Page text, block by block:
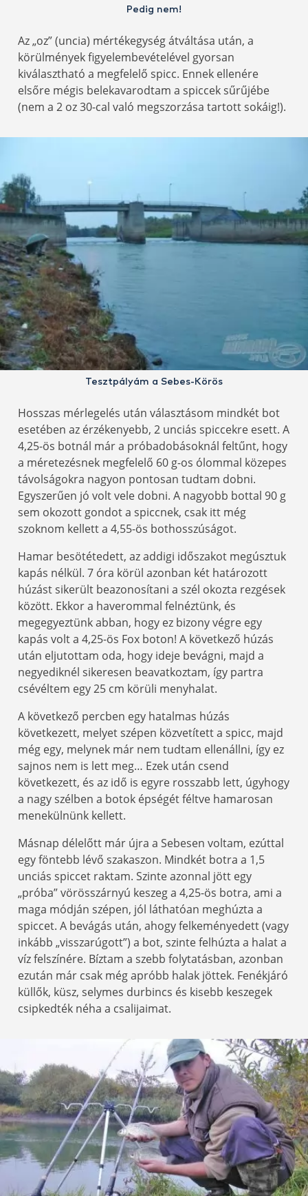
Pedig nem!
Az „oz” (uncia) mértékegység átváltása után, a
körülmények figyelembevételével gyorsan
kiválasztható a megfelelő spicc. Ennek ellenére
elsőre mégis belekavarodtam a spiccek sűrűjébe
(nem a 2 oz 30-cal való megszorzása tartott sokáig!).
Tesztpályám a Sebes-Körös
Hosszas mérlegelés után választásom mindkét bot
esetében az érzékenyebb, 2 unciás spiccekre esett. A
4,25-ös botnál már a próbadobásoknál feltűnt, hogy
a méretezésnek megfelelő 60 g-os ólommal közepes
távolságokra nagyon pontosan tudtam dobni.
Egyszerűen jó volt vele dobni. A nagyobb bottal 90 g
sem okozott gondot a spiccnek, csak itt még
szoknom kellett a 4,55-ös bothosszúságot.
Hamar besötétedett, az addigi időszakot megúsztuk
kapás nélkül. 7 óra körül azonban két határozott
húzást sikerült beazonosítani a szél okozta rezgések
között. Ekkor a haverommal felnéztünk, és
megegyeztünk abban, hogy ez bizony végre egy
kapás volt a 4,25-ös Fox boton! A következő húzás
után eljutottam oda, hogy ideje bevágni, majd a
negyediknél sikeresen beavatkoztam, így partra
csévéltem egy 25 cm körüli menyhalat.
A következő percben egy hatalmas húzás
következett, melyet szépen közvetített a spicc, majd
még egy, melynek már nem tudtam ellenállni, így ez
sajnos nem is lett meg… Ezek után csend
következett, és az idő is egyre rosszabb lett, úgyhogy
a nagy szélben a botok épségét féltve hamarosan
menekülnünk kellett.
Másnap délelőtt már újra a Sebesen voltam, ezúttal
egy föntebb lévő szakaszon. Mindkét botra a 1,5
unciás spiccet raktam. Szinte azonnal jött egy
„próba” vörösszárnyú keszeg a 4,25-ös botra, ami a
maga módján szépen, jól láthatóan meghúzta a
spiccet. A bevágás után, ahogy felkeményedett (vagy
inkább „visszarúgott”) a bot, szinte felhúzta a halat a
víz felszínére. Bíztam a szebb folytatásban, azonban
ezután már csak még apróbb halak jöttek. Fenékjáró
küllők, küsz, selymes durbincs és kisebb keszegek
csipkedték néha a csalijaimat.